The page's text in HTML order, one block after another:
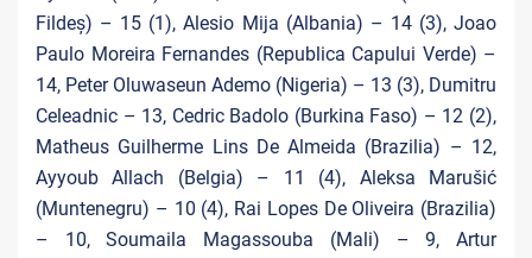
Fildeș) – 15 (1), Alesio Mija (Albania) – 14 (3), Joao
Paulo Moreira Fernandes (Republica Capului Verde) –
14, Peter Oluwaseun Ademo (Nigeria) – 13 (3), Dumitru
Celeadnic – 13, Cedric Badolo (Burkina Faso) – 12 (2),
Matheus Guilherme Lins De Almeida (Brazilia) – 12,
Ayyoub Allach (Belgia) – 11 (4), Aleksa Marušić
(Muntenegru) – 10 (4), Rai Lopes De Oliveira (Brazilia)
– 10, Soumaila Magassouba (Mali) – 9, Artur